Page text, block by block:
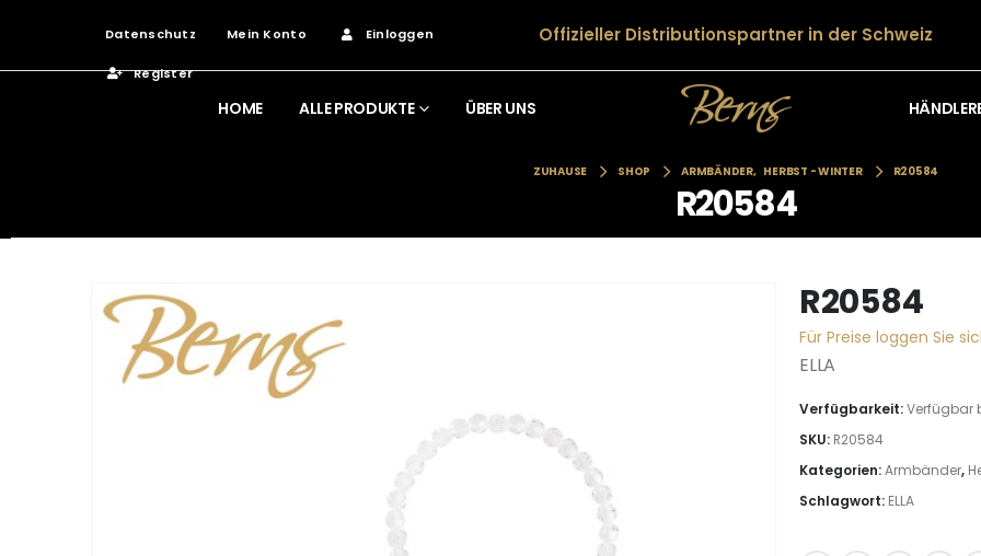
Datenschutz Mein Konto Einloggen
Register
Offizieller Distributionspartner in der Schweiz
HOME ALLE PRODUKTE ÜBER UNS
ZUHAUSE SHOP ARMBÄNDER, HERBST - WINTER R20584
R20584
R20584
Für Preise loggen Sie
ELLA
Verfügbarkeit:Verfügbar
SKU: R20584
Kategorien:Armbänder,
Schlagwort: ELLA